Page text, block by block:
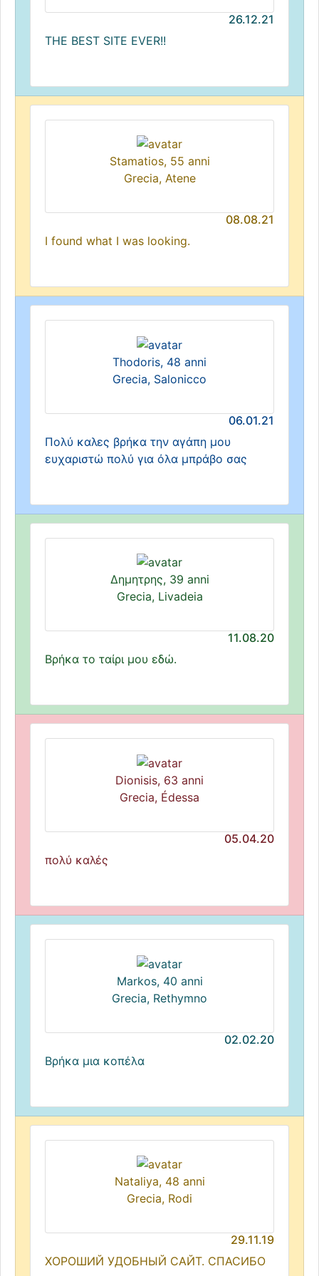
26.12.21
THE BEST SITE EVER!!
Stamatios, 55 anni
Grecia, Atene
08.08.21
I found what I was looking.
Thodoris, 48 anni
Grecia, Salonicco
06.01.21
Πολύ καλες βρήκα την αγάπη μου
ευχαριστώ πολύ για όλα μπράβο σας
Δημητρης, 39 anni
Grecia, Livadeia
11.08.20
Βρήκα το ταίρι μου εδώ.
Dionisis, 63 anni
Grecia, Édessa
05.04.20
πολύ καλές
Markos, 40 anni
Grecia, Rethymno
02.02.20
Βρήκα μια κοπέλα
Nataliya, 48 anni
Grecia, Rodi
29.11.19
ХОРОШИЙ УДОБНЫЙ САЙТ. СПАСИБО